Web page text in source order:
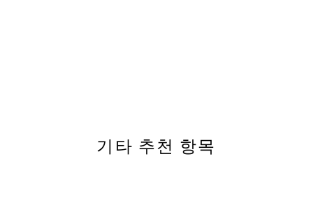
기타 추천 항목